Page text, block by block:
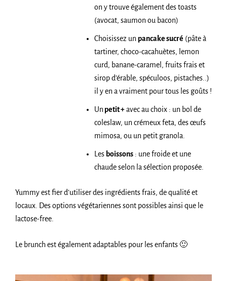
on y trouve également des toasts
(avocat, saumon ou bacon)
Choisissez un pancake sucré (pâte à
tartiner, choco-cacahuètes, lemon
curd, banane-caramel, fruits frais et
sirop d’érable, spéculoos, pistaches..)
il y en a vraiment pour tous les goûts !
Un petit +avec au choix : un bol de
coleslaw, un crémeux feta, des œufs
mimosa, ou un petit granola.
Les boissons : une froide et une
chaude selon la sélection proposée.
Yummy est fier d’utiliser des ingrédients frais, de qualité et
locaux. Des options végétariennes sont possibles ainsi que le
lactose-free.
Le brunch est également adaptables pour les enfants 🙂